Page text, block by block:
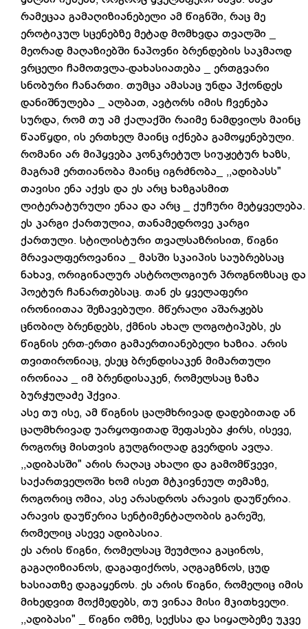
რამეცაა გამაღიზიანებელი ამ წიგნში, რაც მე
ეროტიკულ სცენებზე მეტად მომხვდა თვალში _
მეორად მაღაზიებში ნაპოვნი ბრენდების საკმაოდ
ვრცელი ჩამოთვლა-დახასიათება _ ერთგვარი
სნობური ჩანართი. თუმცა ამასაც უნდა ჰქონდეს
დანიშნულება _ ალბათ, ავტორს იმის ჩვენება
სურდა, რომ თუ ამ ქალაქში რაიმე ნამდვილს მაინც
წააწყდი, ის ერთხელ მაინც იქნება გამოყენებული.
რომანი არ მიჰყვება კონკრეტულ სიუჟეტურ ხაზს,
მაგრამ ერთიანობა მაინც იგრძნობა_ ,,ადიბასს"
თავისი ენა აქვს და ეს არც ხაზგასმით
ლიტერატურული ენაა და არც _ ქუჩური მეტყველება.
ეს კარგი ქართულია, თანამედროვე კარგი
ქართული. სტილისტური თვალსაზრისით, წიგნი
მრავალფეროვანია _ მასში სკაიპის საუბრებსაც
ნახავ, ორიგინალურ ასტროლოგიურ პროგნოზსაც და
პოეტურ ჩანართებსაც. თან ეს ყველაფერი
ირონიითაა შეზავებული. მწერალი აშარჟებს
ცნობილ ბრენდებს, ქმნის ახალ ლოგოტიპებს, ეს
წიგნის ერთ-ერთი გამაერთიანებელი ხაზია. არის
თვითირონიაც, ესეც ბრენდისაკენ მიმართული
ირონიაა _ იმ ბრენდისაკენ, რომელსაც ზაზა
ბურჭულაძე ჰქვია.
ასე თუ ისე, ამ წიგნის ცალმხრივად დადებითად ან
ცალმხრივად უარყოფითად შეფასება ჭირს, ისევე,
როგორც მისთვის გულგრილად გვერდის ავლა.
,,ადიბასში" არის რაღაც ახალი და გამომწვევი,
საქართველოში ხომ ისეთ მტკივნეულ თემაზე,
როგორიც ომია, ასე არასდროს არავის დაუწერია.
არავის დაუწერია სენტიმენტალობის გარეშე,
რომელიც ასევე ადიბასია.
ეს არის წიგნი, რომელსაც შეუძლია გაცინოს,
გაგაღიზიანოს, დაგაფიქროს, აღგაგზნოს, ცუდ
ხასიათზე დაგაყენოს. ეს არის წიგნი, რომელიც იმის
მიხედვით მოქმედებს, თუ ვინაა მისი მკითხველი.
,,ადიბასი" _ წიგნი ომზე, სექსსა და სიყალბეზე უკვე